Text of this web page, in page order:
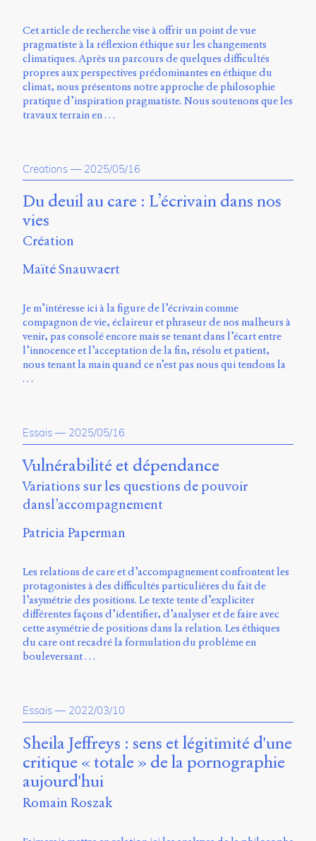
Université
de
Sherbrooke
Campus
de
B1-
12723
Pl.
Charles-
Moyne
(QC)
0B7
Canada
ISSN
2104-
3272
0.1
Jannon
Storm
et
Muli
de
Vernon
Adams.
Ce
conçu
Julie
Blanc,
Maxime
Bouton,
Jérémy
Cet article de recherche vise à offrir un point de vue
pragmatiste à la réflexion éthique sur les changements
climatiques. Après un parcours de quelques difficultés
propres aux perspectives prédominantes en éthique du
climat, nous présentons notre approche de philosophie
pratique d’inspiration pragmatiste. Nous soutenons que les
travaux terrain en …
Creations — 2025/05/16
Du deuil au care : L’écrivain dans nos
vies
Création
Maïté Snauwaert
Je m’intéresse ici à la figure de l’écrivain comme
compagnon de vie, éclaireur et phraseur de nos malheurs à
venir, pas consolé encore mais se tenant dans l’écart entre
l’innocence et l’acceptation de la fin, résolu et patient,
nous tenant la main quand ce n’est pas nous qui tendons la
…
Essais — 2025/05/16
Vulnérabilité et dépendance
Variations sur les questions de pouvoir
dansl’accompagnement
Patricia Paperman
Les relations de care et d’accompagnement confrontent les
protagonistes à des difficultés particulières du fait de
l’asymétrie des positions. Le texte tente d’expliciter
différentes façons d’identifier, d’analyser et de faire avec
cette asymétrie de positions dans la relation. Les éthiques
du care ont recadré la formulation du problème en
bouleversant …
Essais — 2022/03/10
Sheila Jeffreys : sens et légitimité d'une
critique « totale » de la pornographie
aujourd'hui
Romain Roszak